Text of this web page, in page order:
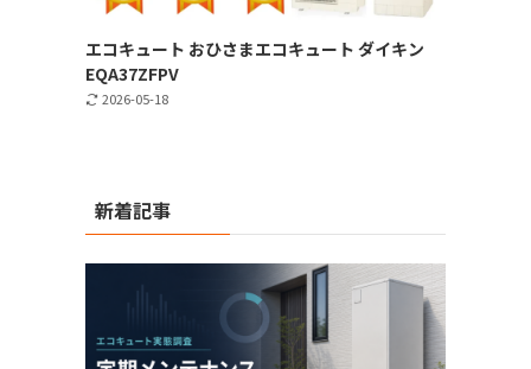
エコキュート おひさまエコキュート ダイキン
EQA37ZFPV
2026-05-18
新着記事